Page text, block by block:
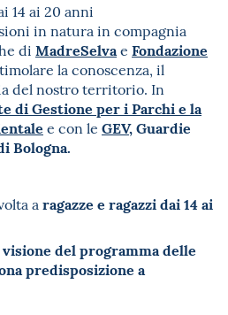
14 ai 20 anni
in natura in compagnia
di MadreSelvae Fondazione
la conoscenza, il
del nostro territorio. In
di Gestione per i Parchi e la
e con le GEV, Guardie
Bologna.
a ragazze e ragazzi dai 14 ai
del programma delle
predisposizione a